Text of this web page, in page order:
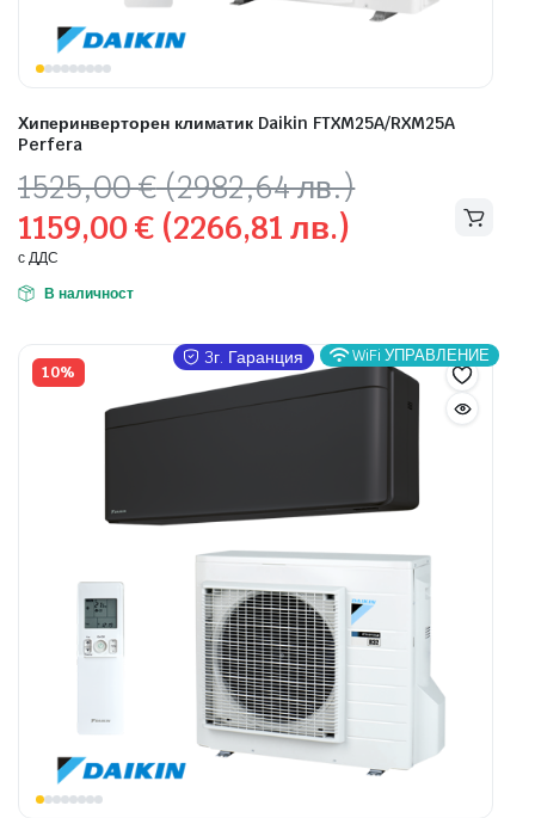
Хиперинверторен климатик Daikin FTXM25A/RXM25A
Perfera
1525,00€(2982,64 лв.)
Original
price
was:
1525,00 €
(2982,64
1159,00€(2266,81 лв.)
Текущата
цена
е:
1159,00 €
(2266,81
с ДДС
В наличност
10%
3г. Гаранция WiFi УПРАВЛЕНИЕ